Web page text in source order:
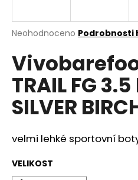
Průměrné
produktu
je
0,0
5
hvězdiček.
Neohodnoceno Podrobnosti
TRAIL FG 3.5
SILVER
velmi lehké sportovní
VELIKOST
j
t
?
HLEDAT